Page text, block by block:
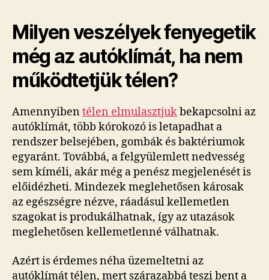
Milyen veszélyek fenyegetik
még az autóklímát, ha nem
működtetjük télen?
Amennyibentélen elmulasztjukbekapcsolni az
autóklímát, több kórokozó is letapadhat a
rendszer belsejében, gombák és baktériumok
egyaránt. Továbbá, a felgyülemlett nedvesség
sem kíméli, akár még a penész megjelenését is
előidézheti. Mindezek meglehetősen károsak
az egészségre nézve, ráadásul kellemetlen
szagokat is produkálhatnak, így az utazások
meglehetősen kellemetlenné válhatnak.
Azért is érdemes néha üzemeltetni az
autóklímát télen, mert szárazabbá teszi bent a